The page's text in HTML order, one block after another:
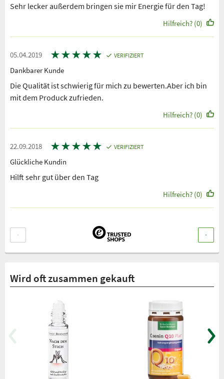
Sehr lecker außerdem bringen sie mir Energie für den Tag!
Hilfreich? (0)
05.04.2019 ★★★★★ VERIFIZIERT
Dankbarer Kunde
Die Qualität ist schwierig für mich zu bewerten.Aber ich bin
mit dem Produck zufrieden.
Hilfreich? (0)
22.09.2018 ★★★★★ VERIFIZIERT
Glückliche Kundin
Hilft sehr gut über den Tag
Hilfreich? (0)
Wird oft zusammen gekauft